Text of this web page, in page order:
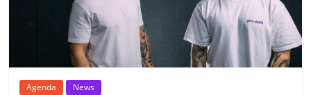
Agenda News